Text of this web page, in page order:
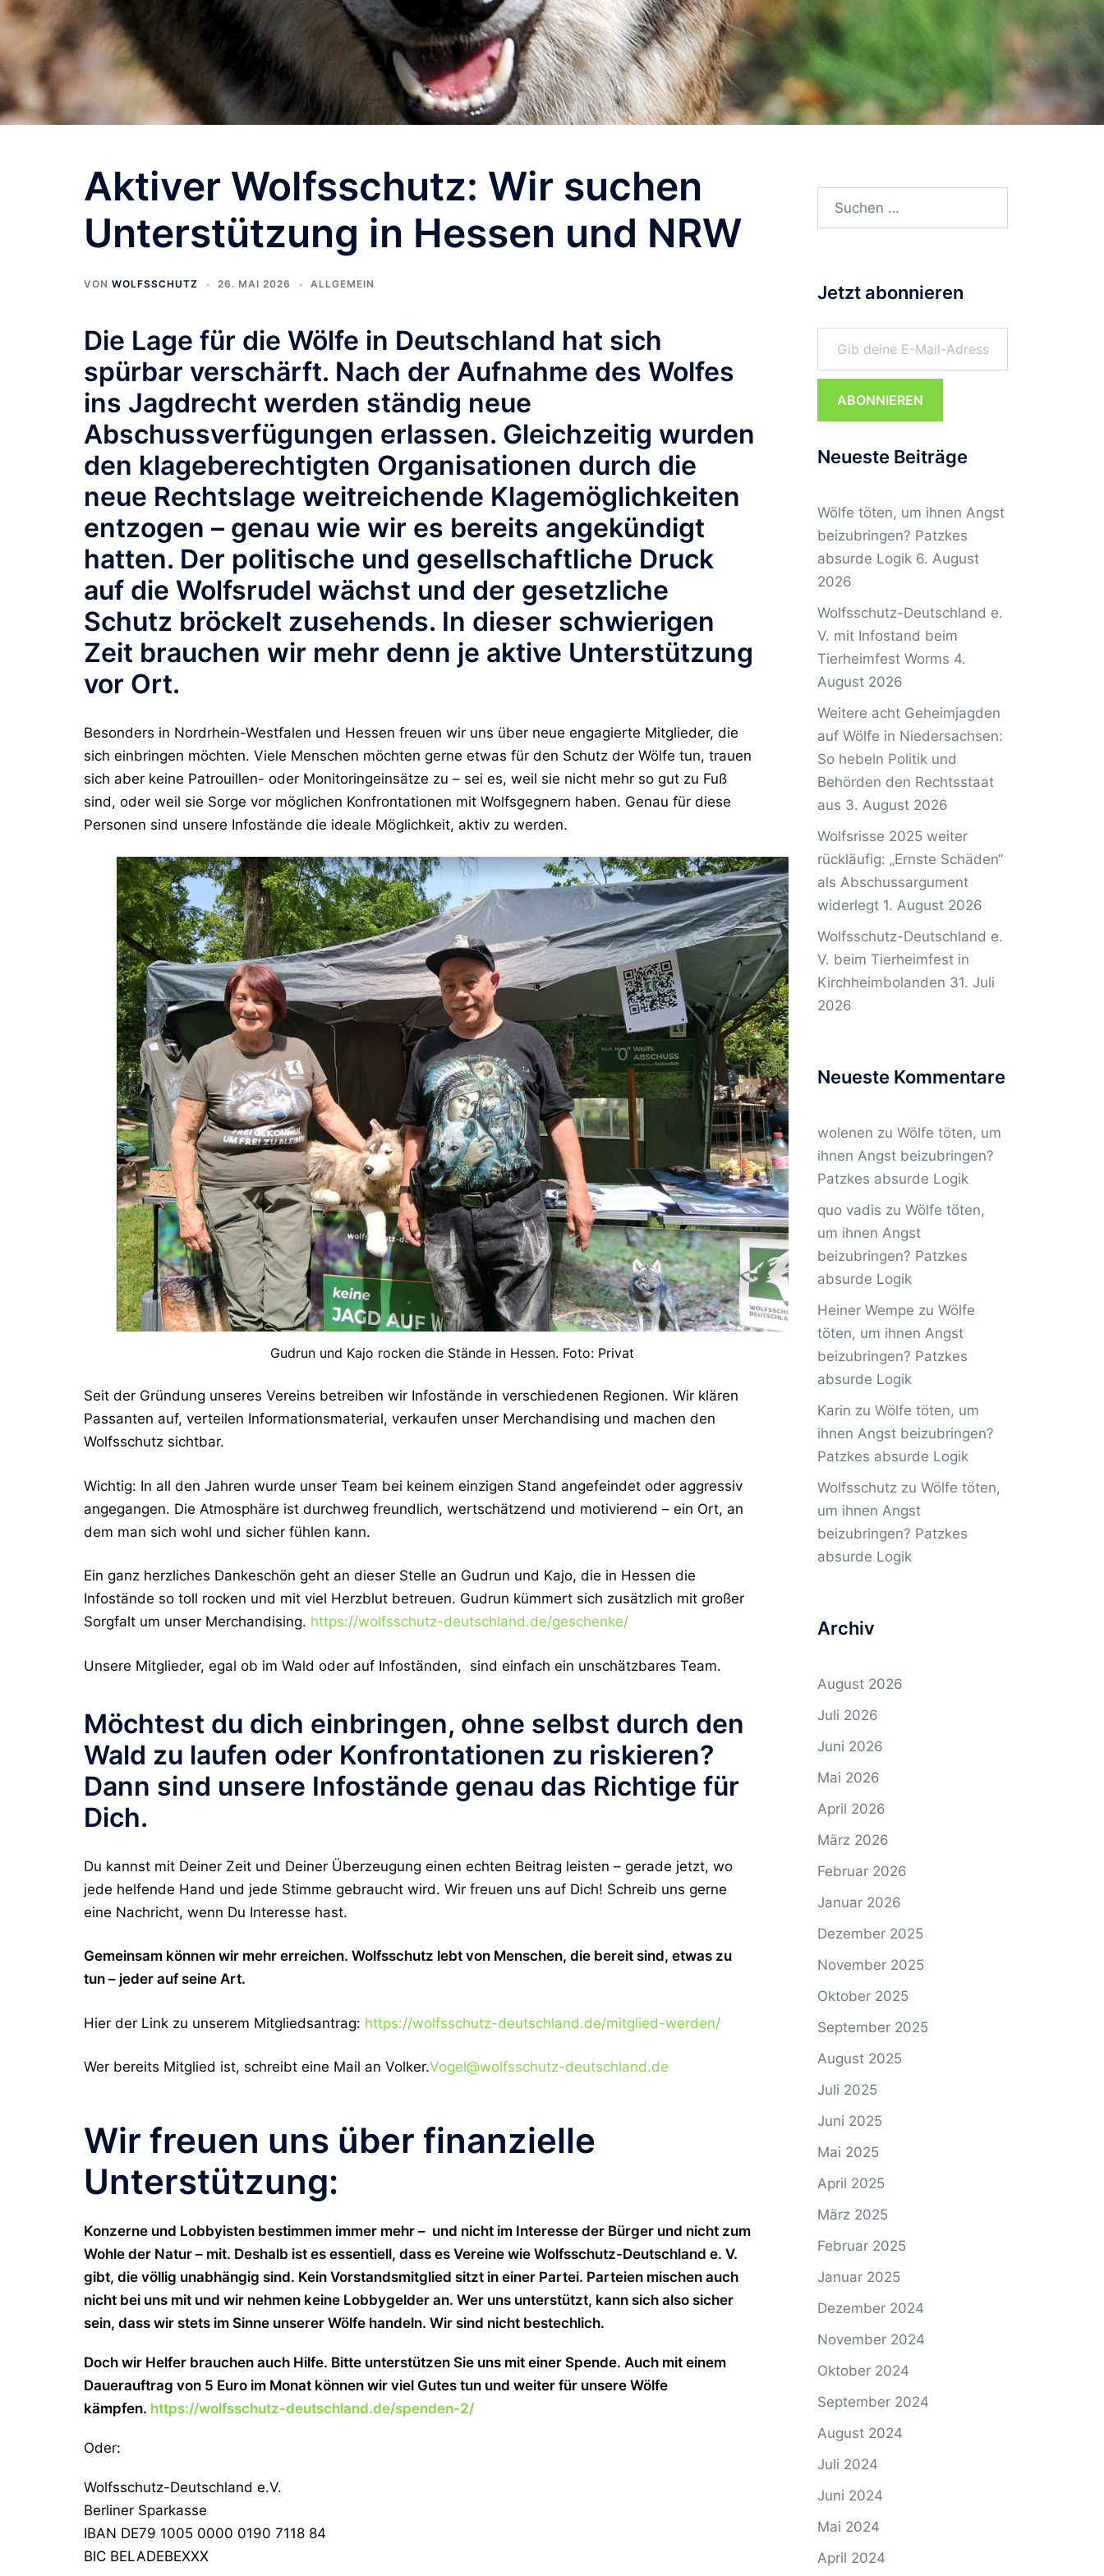
Aktiver Wolfsschutz: Wir suchen
Unterstützung in Hessen und NRW
VON WOLFSSCHUTZ 26. MAI 2026 ALLGEMEIN
Die Lage für die Wölfe in Deutschland hat sich
spürbar verschärft. Nach der Aufnahme des Wolfes
ins Jagdrecht werden ständig neue
Abschussverfügungen erlassen. Gleichzeitig wurden
den klageberechtigten Organisationen durch die
neue Rechtslage weitreichende Klagemöglichkeiten
entzogen – genau wie wir es bereits angekündigt
hatten. Der politische und gesellschaftliche Druck
auf die Wolfsrudel wächst und der gesetzliche
Schutz bröckelt zusehends. In dieser schwierigen
Zeit brauchen wir mehr denn je aktive Unterstützung
vor Ort.
Besonders in Nordrhein-Westfalen und Hessen freuen wir uns über neue engagierte Mitglieder, die
sich einbringen möchten. Viele Menschen möchten gerne etwas für den Schutz der Wölfe tun, trauen
sich aber keine Patrouillen- oder Monitoringeinsätze zu – sei es, weil sie nicht mehr so gut zu Fuß
sind, oder weil sie Sorge vor möglichen Konfrontationen mit Wolfsgegnern haben. Genau für diese
Personen sind unsere Infostände die ideale Möglichkeit, aktiv zu werden.
Gudrun und Kajo rocken die Stände in Hessen. Foto: Privat
Seit der Gründung unseres Vereins betreiben wir Infostände in verschiedenen Regionen. Wir klären
Passanten auf, verteilen Informationsmaterial, verkaufen unser Merchandising und machen den
Wolfsschutz sichtbar.
Wichtig: In all den Jahren wurde unser Team bei keinem einzigen Stand angefeindet oder aggressiv
angegangen. Die Atmosphäre ist durchweg freundlich, wertschätzend und motivierend – ein Ort, an
dem man sich wohl und sicher fühlen kann.
Ein ganz herzliches Dankeschön geht an dieser Stelle an Gudrun und Kajo, die in Hessen die
Infostände so toll rocken und mit viel Herzblut betreuen. Gudrun kümmert sich zusätzlich mit großer
Sorgfalt um unser Merchandising. https://wolfsschutz-deutschland.de/geschenke/
Unsere Mitglieder, egal ob im Wald oder auf Infoständen, sind einfach ein unschätzbares Team.
Möchtest du dich einbringen, ohne selbst durch den
Wald zu laufen oder Konfrontationen zu riskieren?
Dann sind unsere Infostände genau das Richtige für
Dich.
Du kannst mit Deiner Zeit und Deiner Überzeugung einen echten Beitrag leisten – gerade jetzt, wo
jede helfende Hand und jede Stimme gebraucht wird. Wir freuen uns auf Dich! Schreib uns gerne
eine Nachricht, wenn Du Interesse hast.
Gemeinsam können wir mehr erreichen. Wolfsschutz lebt von Menschen, die bereit sind, etwas zu
tun – jeder auf seine Art.
Hier der Link zu unserem Mitgliedsantrag: https://wolfsschutz-deutschland.de/mitglied-werden/
Wer bereits Mitglied ist, schreibt eine Mail an Volker.Vogel@wolfsschutz-deutschland.de
Wir freuen uns über finanzielle
Unterstützung:
Konzerne und Lobbyisten bestimmen immer mehr – und nicht im Interesse der Bürger und nicht zum
Wohle der Natur – mit. Deshalb ist es essentiell, dass es Vereine wie Wolfsschutz-Deutschland e. V.
gibt, die völlig unabhängig sind. Kein Vorstandsmitglied sitzt in einer Partei. Parteien mischen auch
nicht bei uns mit und wir nehmen keine Lobbygelder an. Wer uns unterstützt, kann sich also sicher
sein, dass wir stets im Sinne unserer Wölfe handeln. Wir sind nicht bestechlich.
Doch wir Helfer brauchen auch Hilfe. Bitte unterstützen Sie uns mit einer Spende. Auch mit einem
Dauerauftrag von 5 Euro im Monat können wir viel Gutes tun und weiter für unsere Wölfe
kämpfen. https://wolfsschutz-deutschland.de/spenden-2/
Oder:
Wolfsschutz-Deutschland e.V.
Berliner Sparkasse
IBAN DE79 1005 0000 0190 7118 84
BIC BELADEBEXXX
Suchen
Jetzt abonnieren
Gib deine E-Mail-Adresse ein ...
ABONNIEREN
Neueste Beiträge
Wölfe töten, um ihnen Angst
beizubringen? Patzkes
absurde Logik 6. August
2026
Wolfsschutz-Deutschland e.
V. mit Infostand beim
Tierheimfest Worms 4.
August 2026
Weitere acht Geheimjagden
auf Wölfe in Niedersachsen:
So hebeln Politik und
Behörden den Rechtsstaat
aus 3. August 2026
Wolfsrisse 2025 weiter
rückläufig: „Ernste Schäden“
als Abschussargument
widerlegt 1. August 2026
Wolfsschutz-Deutschland e.
V. beim Tierheimfest in
Kirchheimbolanden 31. Juli
2026
Neueste Kommentare
wolenen zu Wölfe töten, um
ihnen Angst beizubringen?
Patzkes absurde Logik
quo vadis zu Wölfe töten,
um ihnen Angst
beizubringen? Patzkes
absurde Logik
Heiner Wempe zu Wölfe
töten, um ihnen Angst
beizubringen? Patzkes
absurde Logik
Karin zu Wölfe töten, um
ihnen Angst beizubringen?
Patzkes absurde Logik
Wolfsschutzzu Wölfe töten,
um ihnen Angst
beizubringen? Patzkes
absurde Logik
Archiv
August 2026
Juli 2026
Juni 2026
Mai 2026
April 2026
März 2026
Februar 2026
Januar 2026
Dezember 2025
November 2025
Oktober 2025
September 2025
August 2025
Juli 2025
Juni 2025
Mai 2025
April 2025
März 2025
Februar 2025
Januar 2025
Dezember 2024
November 2024
Oktober 2024
September 2024
August 2024
Juli 2024
Juni 2024
Mai 2024
April 2024